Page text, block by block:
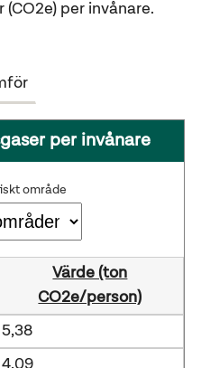
per invånare.
per invånare
område
Värde (ton
CO2e/person)
5,38
4,09